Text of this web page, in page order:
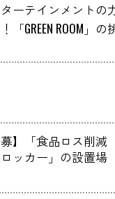
ーテインメントの
「GREEN ROOM」の
募】「食品ロス削減
ロッカー」の設置場